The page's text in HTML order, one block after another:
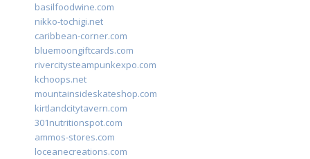
basilfoodwine.com
nikko-tochigi.net
caribbean-corner.com
bluemoongiftcards.com
rivercitysteampunkexpo.com
kchoops.net
mountainsideskateshop.com
kirtlandcitytavern.com
301nutritionspot.com
ammos-stores.com
loceanecreations.com